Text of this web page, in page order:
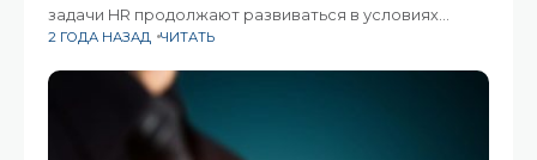
задачи HR продолжают развиваться в условиях
быстро меняющейся рабочей среды. Такие
рассредоточенной рабочей силы, адаптация
2 ГОДА НАЗАД ЧИТАТЬ